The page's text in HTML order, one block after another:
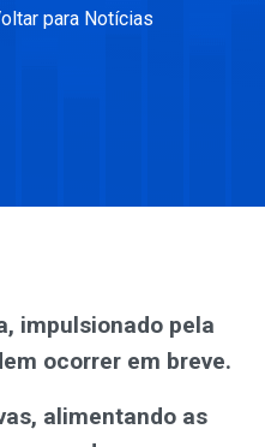
para Notícias
impulsionado pela
ocorrer em breve.
alimentando as